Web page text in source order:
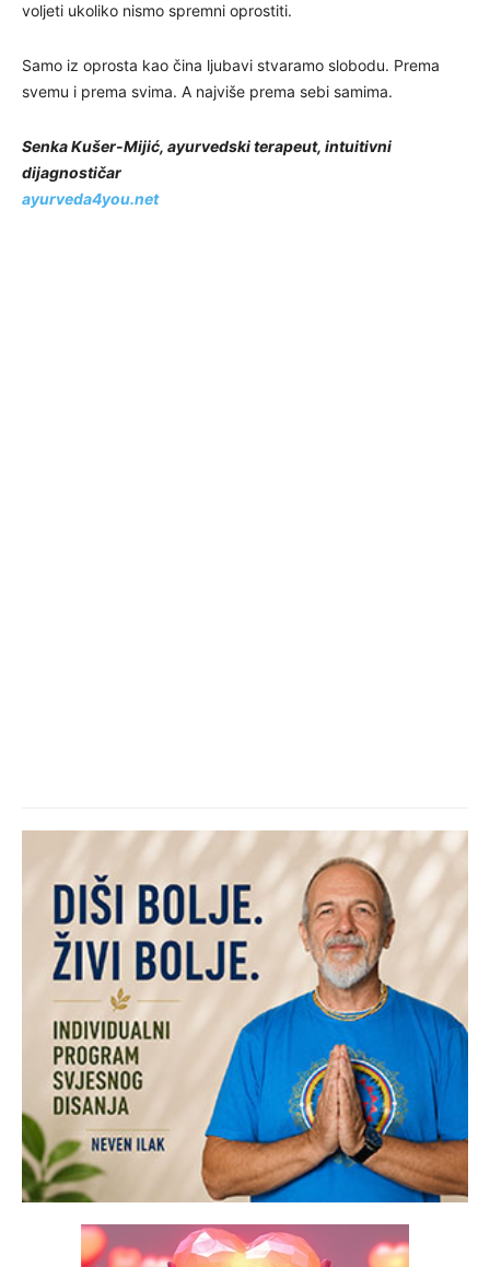
voljeti ukoliko nismo spremni oprostiti.
Samo iz oprosta kao čina ljubavi stvaramo slobodu. Prema
svemu i prema svima. A najviše prema sebi samima.
Senka Kušer-Mijić, ayurvedski terapeut, intuitivni
dijagnostičar
ayurveda4you.net